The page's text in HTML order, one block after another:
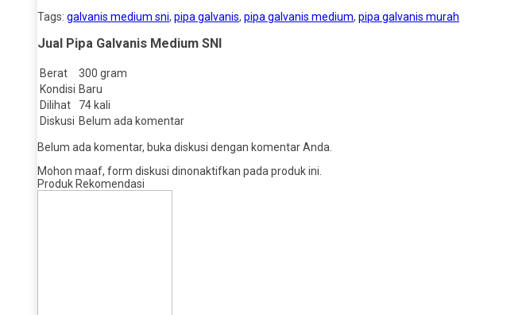
Tags: galvanis medium sni, pipa galvanis, pipa galvanis medium, pipa galvanis murah
Jual Pipa Galvanis Medium SNI
Berat
300 gram
Kondisi Baru
Dilihat
74 kali
Diskusi Belum ada komentar
Belum ada komentar, buka diskusi dengan komentar Anda.
Mohon maaf, form diskusi dinonaktifkan pada produk ini.
Produk Rekomendasi